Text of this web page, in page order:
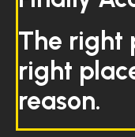
The right
right
reason.